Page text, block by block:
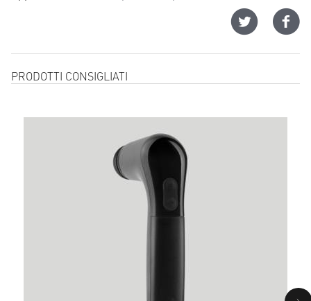
PRODOTTI CONSIGLIATI